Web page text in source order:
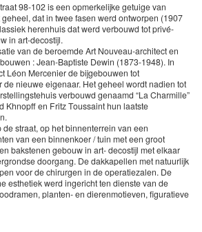
98-102 is een opmerkelijke getuige van
dat in twee fasen werd ontworpen (1907
herenhuis dat werd verbouwd tot privé-
in art-decostijl.
van de beroemde Art Nouveau-architect en
: Jean-Baptiste Dewin (1873-1948). In
Léon Mercenier de bijgebouwen tot
nieuwe eigenaar. Het geheel wordt nadien tot
verbouwd genaamd “La Charmille”
Khnopff en Fritz Toussaint hun laatste
straat, op het binnenterrein van een
van een binnenkoer / tuin met een groot
bakstenen gebouw in art- decostijl met elkaar
doorgang. De dakkapellen met natuurlijk
voor de chirurgen in de operatiezalen. De
esthetiek werd ingericht ten dienste van de
planten- en dierenmotieven, figuratieve